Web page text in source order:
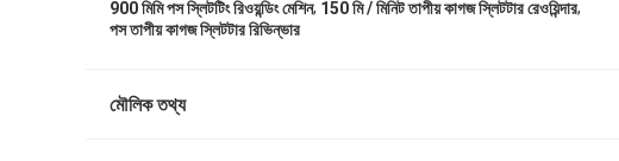
900 মিমি পস স্লিটটিং রিওয়ন্ডিং মেশিন, 150 মি / মিনিট তাপীয় কাগজ স্লিটটার রেওয়িন্দার,
পস তাপীয় কাগজ স্লিটটার রিভিন্ভার
মৌলিক তথ্য